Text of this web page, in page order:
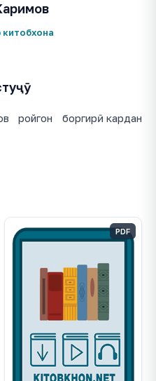
китобхона
ройгон боргирӣ кардан
PDF